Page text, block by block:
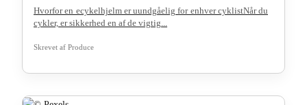
Hvorfor en ecykelhjelm er uundgåelig for enhver cyklistNår du
cykler, er sikkerhed en af de vigtig...
Skrevet af Produce